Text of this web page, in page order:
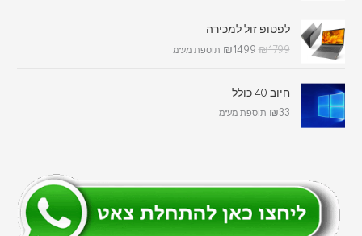
לפטופ זול למכירה
₪1799
₪1499 תוספת מע"מ
חיוב 40 כולל
₪33 תוספת מע"מ